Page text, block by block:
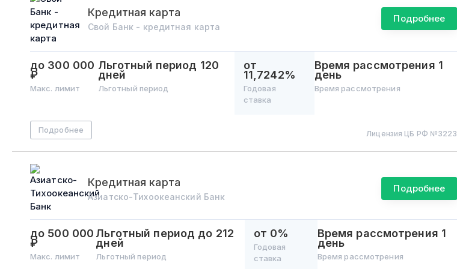
Кредитная карта
Свой Банк - кредитная карта
Подробнее
до 300 000
₽
Макс. лимит
Льготный период 120
дней
Льготный период
от
11,7242%
Годовая
ставка
Время рассмотрения 1
день
Время рассмотрения
Подробнее Лицензия ЦБ РФ №3223
Кредитная карта
Азиатско-Тихоокеанский Банк
Подробнее
до 500 000
₽
Макс. лимит
Льготный период до 212
дней
Льготный период
от 0%
Годовая
ставка
Время рассмотрения 1
день
Время рассмотрения